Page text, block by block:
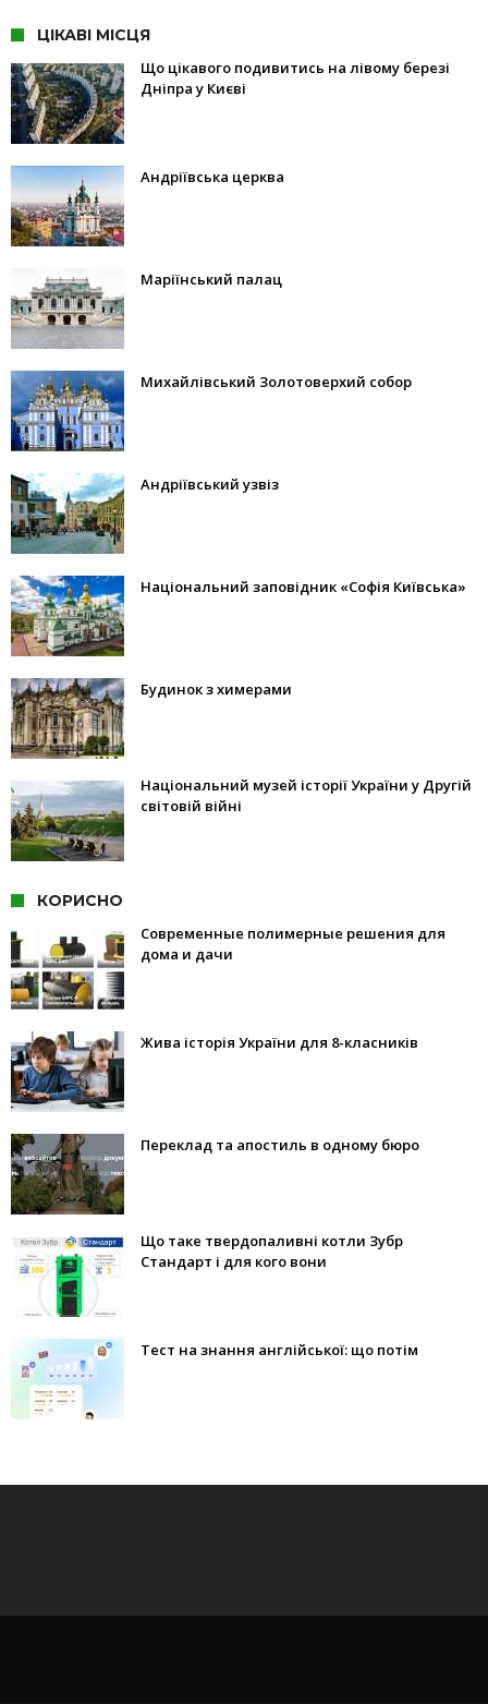
ЦІКАВІ МІСЦЯ
Що цікавого подивитись на лівому березі
Дніпра у Києві
Андріївська церква
Маріїнський палац
Михайлівський Золотоверхий собор
Андріївський узвіз
Національний заповідник «Софія Київська»
Будинок з химерами
Національний музей історії України у Другій
світовій війні
КОРИСНО
Современные полимерные решения для
дома и дачи
Жива історія України для 8-класників
Переклад та апостиль в одному бюро
Що таке твердопаливні котли Зубр
Стандарт і для кого вони
Тест на знання англійської: що потім